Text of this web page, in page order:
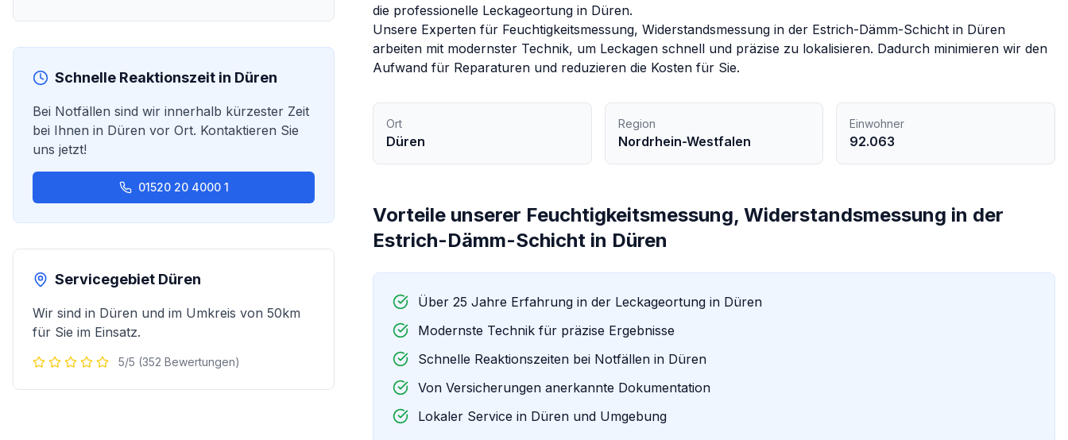
Schnelle Reaktionszeit in Düren
Bei Notfällen sind wir innerhalb kürzester Zeit
bei Ihnen in Düren vor Ort. Kontaktieren Sie
uns jetzt!
01520 20 4000 1
Servicegebiet Düren
Wir sind in Düren und im Umkreis von 50km
für Sie im Einsatz.
5/5 (352 Bewertungen)
die professionelle Leckageortung in Düren.
Unsere Experten für Feuchtigkeitsmessung, Widerstandsmessung in der Estrich-Dämm-Schicht in Düren
arbeiten mit modernster Technik, um Leckagen schnell und präzise zu lokalisieren. Dadurch minimieren wir den
Aufwand für Reparaturen und reduzieren die Kosten für Sie.
Ort
Düren
Region
Nordrhein-Westfalen
Einwohner
92.063
Vorteile unserer Feuchtigkeitsmessung, Widerstandsmessung in der
Estrich-Dämm-Schicht in Düren
Über 25 Jahre Erfahrung in der Leckageortung in Düren
Modernste Technik für präzise Ergebnisse
Schnelle Reaktionszeiten bei Notfällen in Düren
Von Versicherungen anerkannte Dokumentation
Lokaler Service in Düren und Umgebung